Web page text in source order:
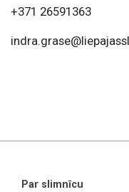
+371 26591363
Par slimnīcu